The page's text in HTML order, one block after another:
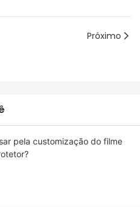
Próximo
pela customização do filme